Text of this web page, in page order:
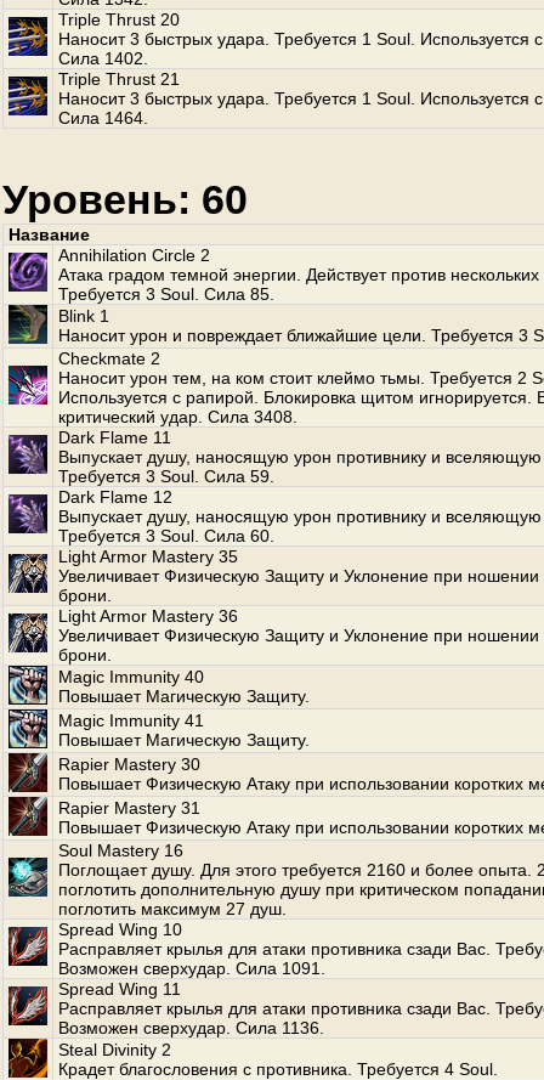
Triple Thrust 20
Наносит 3 быстрых удара. Требуется 1 Soul. Используется
Сила 1402.
Triple Thrust 21
Наносит 3 быстрых удара. Требуется 1 Soul. Используется
Сила 1464.
Уровень: 60
Название
Annihilation Circle 2
Атака градом темной энергии. Действует против
Требуется 3 Soul. Сила 85.
Blink 1
Наносит урон и повреждает ближайшие цели. Требуется 3
Checkmate 2
Наносит урон тем, на ком стоит клеймо тьмы. Требуется 2
Используется с рапирой. Блокировка щитом игнорируется.
критический удар. Сила 3408.
Dark Flame 11
Выпускает душу, наносящую урон противнику и вселяющую
Требуется 3 Soul. Сила 59.
Dark Flame 12
Выпускает душу, наносящую урон противнику и вселяющую
Требуется 3 Soul. Сила 60.
Light Armor Mastery 35
Увеличивает Физическую Защиту и Уклонение при ношении
брони.
Light Armor Mastery 36
Увеличивает Физическую Защиту и Уклонение при ношении
брони.
Magic Immunity 40
Повышает Магическую Защиту.
Magic Immunity 41
Повышает Магическую Защиту.
Rapier Mastery 30
Повышает Физическую Атаку при использовании коротких
Rapier Mastery 31
Повышает Физическую Атаку при использовании коротких
Soul Mastery 16
Поглощает душу. Для этого требуется 2160 и более опыта.
поглотить дополнительную душу при критическом
поглотить максимум 27 душ.
Spread Wing 10
Расправляет крылья для атаки противника сзади Вас.
Возможен сверхудар. Сила 1091.
Spread Wing 11
Расправляет крылья для атаки противника сзади Вас.
Возможен сверхудар. Сила 1136.
Steal Divinity 2
Крадет благословения с противника. Требуется 4 Soul.